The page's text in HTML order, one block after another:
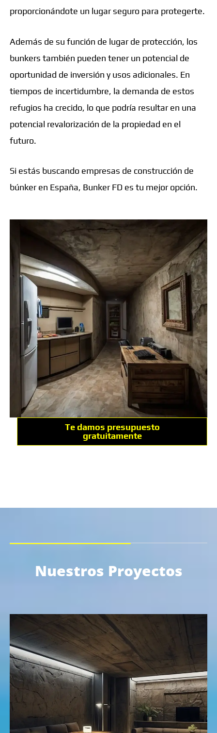
proporcionándote un lugar seguro para protegerte.
Además de su función de lugar de protección, los
bunkers también pueden tener un potencial de
oportunidad de inversión y usos adicionales. En
tiempos de incertidumbre, la demanda de estos
refugios ha crecido, lo que podría resultar en una
potencial revalorización de la propiedad en el
futuro.
Si estás buscando empresas de construcción de
búnker en España, Bunker FD es tu mejor opción.
Te damos presupuesto
gratuitamente
Nuestros Proyectos